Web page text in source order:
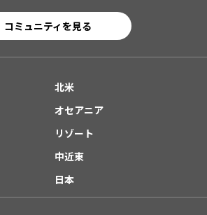
コミュニティを見る
北米
オセアニア
リゾート
中近東
日本